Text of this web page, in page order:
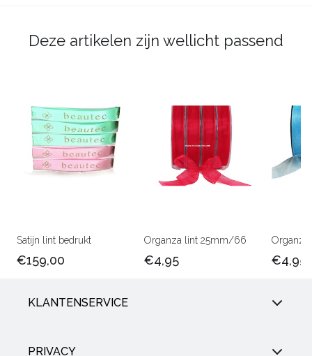
Deze artikelen zijn wellicht passend
Satijn lint bedrukt
€159,00
Organza lint 25mm/66
€4,95 €4,95
KLANTENSERVICE
PRIVACY